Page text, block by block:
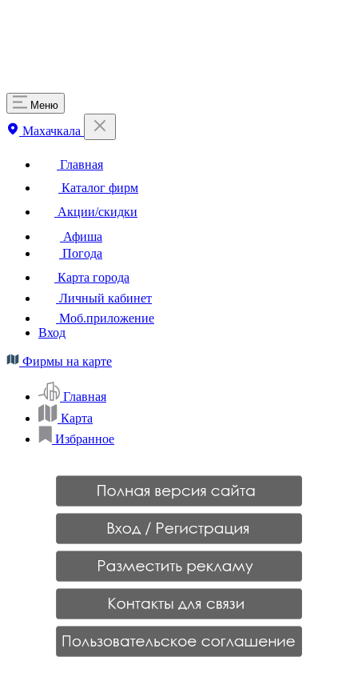
Меню
Махачкала
Главная
Каталог фирм
Акции/скидки
Афиша
Погода
Карта города
Личный кабинет
Моб.приложение
Вход
Фирмы на карте
Главная
Карта
Избранное